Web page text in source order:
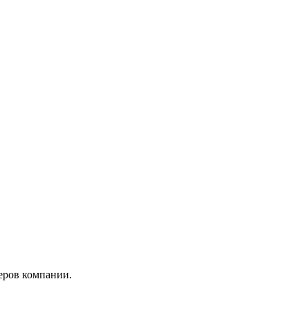
компании.